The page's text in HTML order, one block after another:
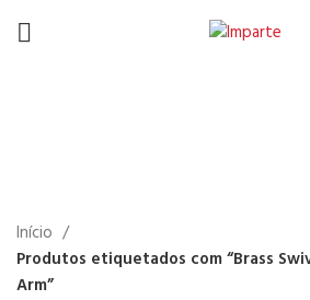
Início
Produtos etiquetados com “Brass
Arm”